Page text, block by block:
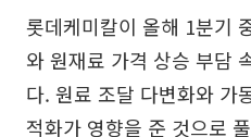
롯데케미칼이 올해 1분기
와 원재료 가격 상승 부담
다. 원료 조달 다변화와 가
적화가 영향을 준 것으로